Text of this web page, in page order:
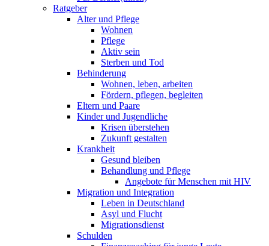
Ratgeber
Alter und Pflege
Wohnen
Pflege
Aktiv sein
Sterben und Tod
Behinderung
Wohnen, leben, arbeiten
Fördern, pflegen, begleiten
Eltern und Paare
Kinder und Jugendliche
Krisen überstehen
Zukunft gestalten
Krankheit
Gesund bleiben
Behandlung und Pflege
Angebote für Menschen mit HIV
Migration und Integration
Leben in Deutschland
Asyl und Flucht
Migrationsdienst
Schulden